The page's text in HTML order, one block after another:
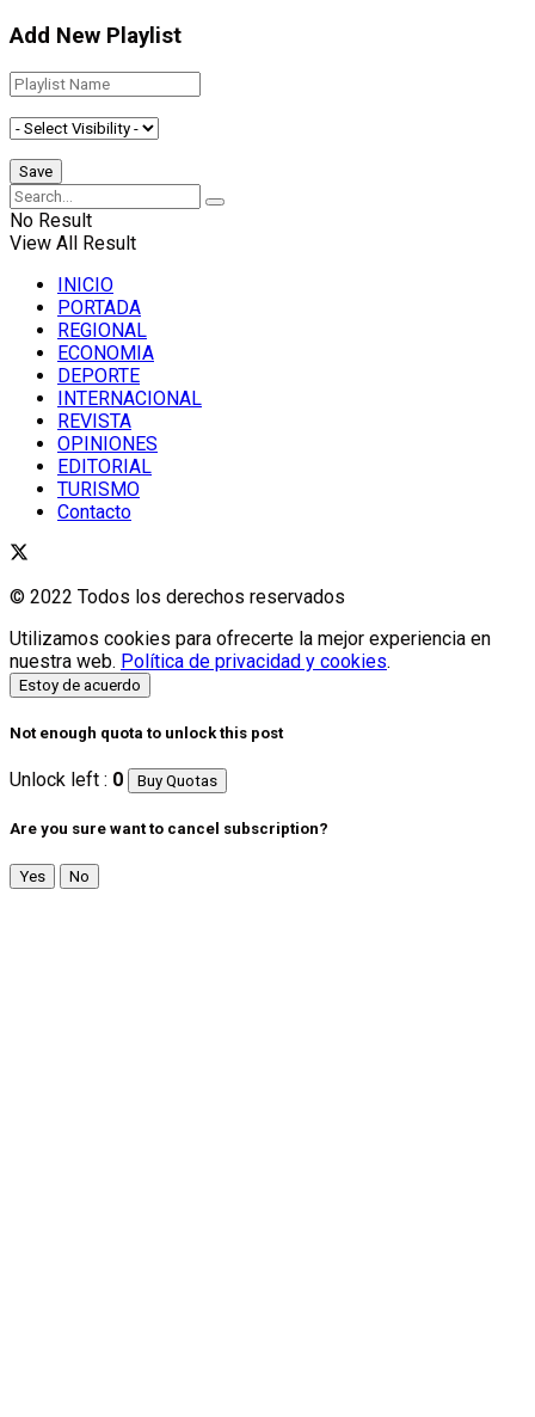
Add New Playlist
No Result
View All Result
INICIO
PORTADA
REGIONAL
ECONOMIA
DEPORTE
INTERNACIONAL
REVISTA
OPINIONES
EDITORIAL
TURISMO
Contacto
© 2022 Todos los derechos reservados
Utilizamos cookies para ofrecerte la mejor experiencia en
nuestra web. Política de privacidad y cookies.
Estoy de acuerdo
Not enough quota to unlock this post
Unlock left : 0 Buy Quotas
Are you sure want to cancel subscription?
Yes No